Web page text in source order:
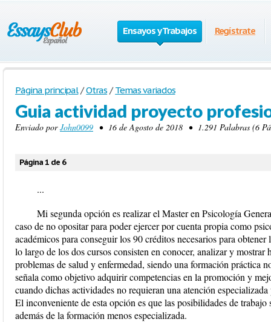
Ensayos y Trabajos Regístrate
Página principal / Otras / Temas variados
Guia actividad proyecto
Enviado porJohn0099 • 16 de Agosto de 2018 • 1.291 Palabras (6
Página 1 de 6
...
Mi segunda opción es realizar el Master en Psicología
caso de no opositar para poder ejercer por cuenta propia como
académicos para conseguir los 90 créditos necesarios para
lo largo de los dos cursos consisten en conocer, analizar y
problemas de salud y enfermedad, siendo una formación práctica
señala como objetivo adquirir competencias en la promoción y
cuando dichas actividades no requieran una atención
El inconveniente de esta opción es que las posibilidades de
además de la formación menos especializada.